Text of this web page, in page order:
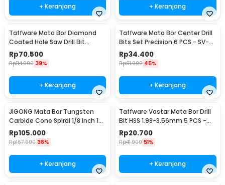
+ Keranjang + Keranjang
Taffware Mata Bor Diamond
Coated Hole Saw Drill Bit
6mm-50mm 15 PCS - GJ0105
Rp70.500
Rp114.900 39%
+ Keranjang
Taffware Mata Bor Center Drill
Bits Set Precision 6 PCS - SV-
VDB25
Rp34.400
Rp61.900 45%
+ Keranjang
JIGONG Mata Bor Tungsten
Carbide Cone Spiral 1/8 Inch 10
PCS - JG8
Rp105.000
Rp167.900 38%
+ Keranjang
Taffware Vastar Mata Bor Drill
Bit HSS 1.98-3.56mm 5 PCS -
SV-VDB26
Rp20.700
Rp41.900 51%
+ Keranjang